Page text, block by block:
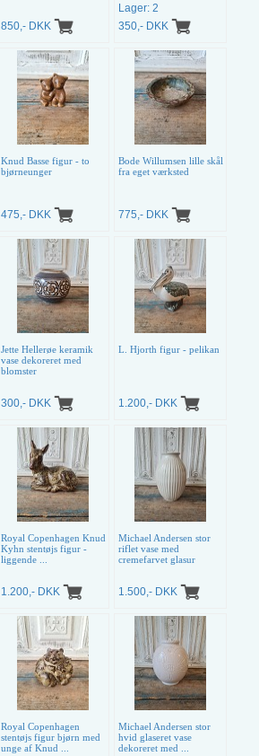
850,- DKK
Lager: 2
350,- DKK
Knud Basse figur - to
bjørneunger
475,- DKK
Bode Willumsen lille skål
fra eget værksted
775,- DKK
Jette Hellerøe keramik
vase dekoreret med
blomster
300,- DKK
L. Hjorth figur - pelikan
1.200,- DKK
Royal Copenhagen Knud
Kyhn stentøjs figur -
liggende ...
1.200,- DKK
Michael Andersen stor
riflet vase med
cremefarvet glasur
1.500,- DKK
Royal Copenhagen
stentøjs figur bjørn med
unge af Knud ...
Michael Andersen stor
hvid glaseret vase
dekoreret med ...